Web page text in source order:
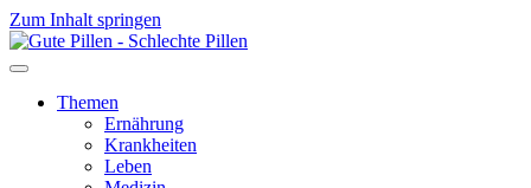
Zum Inhalt springen
Themen
Ernährung
Krankheiten
Leben